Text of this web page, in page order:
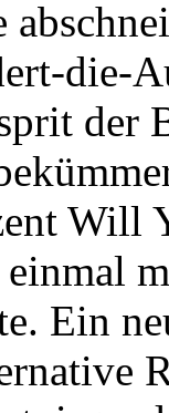
die-
der
Will
einmal
Ein